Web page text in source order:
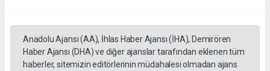
Anadolu Ajansı (AA), İhlas Haber Ajansı (İHA), Demirören
Haber Ajansı (DHA) ve diğer ajanslar tarafından eklenen tüm
haberler, sitemizin editörlerinin müdahalesi olmadan ajans